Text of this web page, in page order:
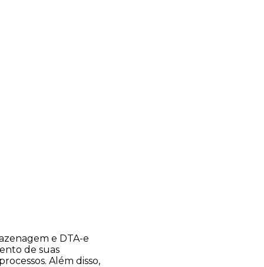
e DTA-e
de suas
Além disso,